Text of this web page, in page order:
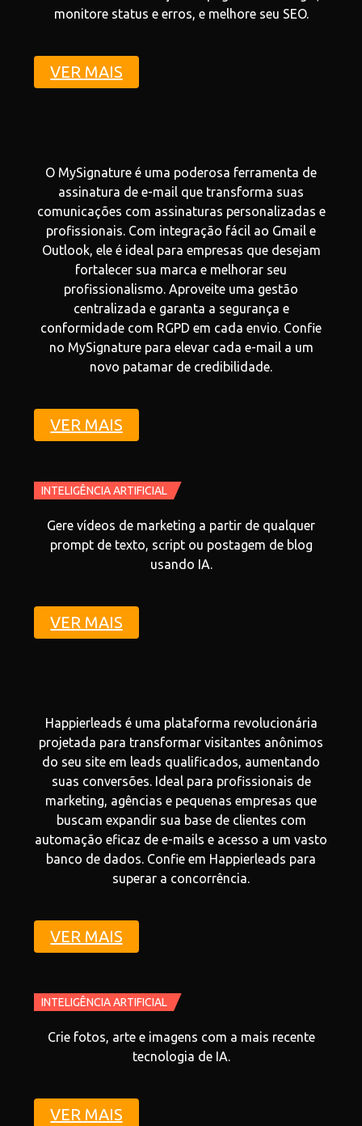
monitore status e erros, e melhore seu SEO.
VER MAIS
O MySignature é uma poderosa ferramenta de
assinatura de e-mail que transforma suas
comunicações com assinaturas personalizadas e
profissionais. Com integração fácil ao Gmail e
Outlook, ele é ideal para empresas que desejam
fortalecer sua marca e melhorar seu
profissionalismo. Aproveite uma gestão
centralizada e garanta a segurança e
conformidade com RGPD em cada envio. Confie
no MySignature para elevar cada e-mail a um
novo patamar de credibilidade.
VER MAIS
INTELIGÊNCIA ARTIFICIAL
Gere vídeos de marketing a partir de qualquer
prompt de texto, script ou postagem de blog
usando IA.
VER MAIS
Happierleads é uma plataforma revolucionária
projetada para transformar visitantes anônimos
do seu site em leads qualificados, aumentando
suas conversões. Ideal para profissionais de
marketing, agências e pequenas empresas que
buscam expandir sua base de clientes com
automação eficaz de e-mails e acesso a um vasto
banco de dados. Confie em Happierleads para
superar a concorrência.
VER MAIS
INTELIGÊNCIA ARTIFICIAL
Crie fotos, arte e imagens com a mais recente
tecnologia de IA.
VER MAIS